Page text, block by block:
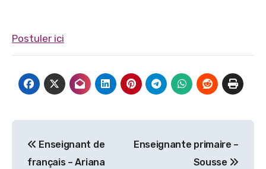
Postuler ici
de
Enseignant de
français – Ariana
Enseignante primaire –
Sousse